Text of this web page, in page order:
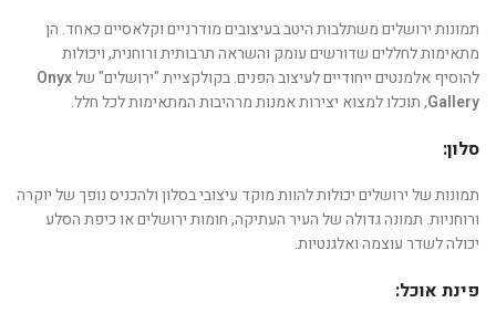
תמונות ירושלים משתלבות היטב בעיצובים מודרניים וקלאסיים כאחד. הן
מתאימות לחללים שדורשים עומק והשראה תרבותית ורוחנית, ויכולות
להוסיף אלמנטים ייחודיים לעיצוב הפנים. בקולקציית "ירושלים" שלOnyx
Gallery, תוכלו למצוא יצירות אמנות מרהיבות המתאימות לכל חלל.
סלון:
תמונות של ירושלים יכולות להוות מוקד עיצובי בסלון ולהכניס נופך של יוקרה
ורוחניות. תמונה גדולה של העיר העתיקה, חומות ירושלים או כיפת הסלע
יכולה לשדר עוצמה ואלגנטיות.
פינת אוכל: